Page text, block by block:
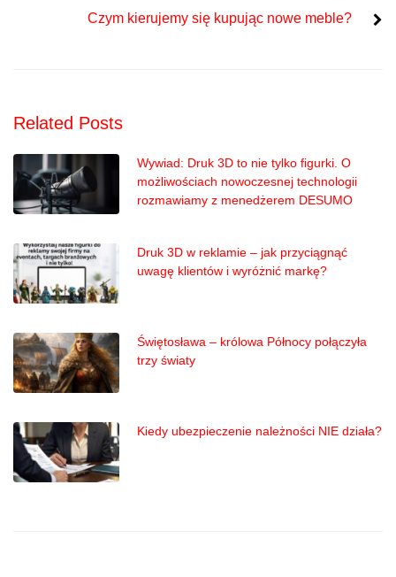
Czym kierujemy się kupując nowe meble?
Related Posts
Wywiad: Druk 3D to nie tylko figurki. O
możliwościach nowoczesnej technologii
rozmawiamy z menedżerem DESUMO
Druk 3D w reklamie – jak przyciągnąć
uwagę klientów i wyróżnić markę?
Świętosława – królowa Północy połączyła
trzy światy
Kiedy ubezpieczenie należności NIE działa?